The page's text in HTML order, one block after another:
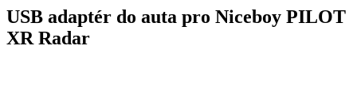
USB adaptér do auta pro Niceboy PILOT
XR Radar